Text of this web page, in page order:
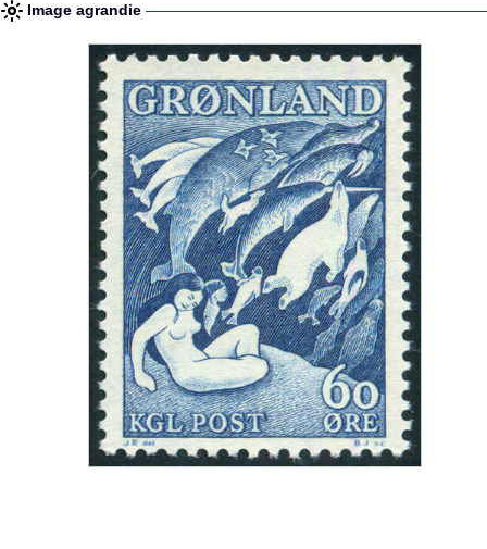
Image agrandie